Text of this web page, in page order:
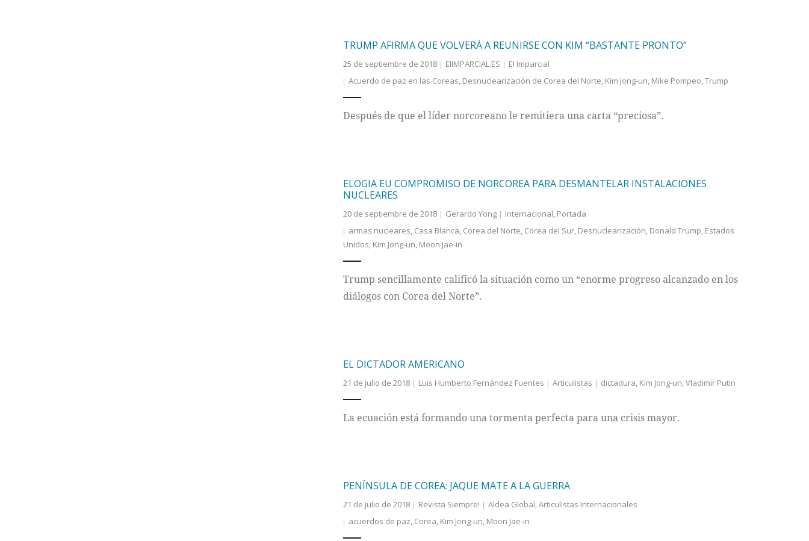
TRUMP AFIRMA QUE VOLVERÁ A REUNIRSE CON KIM “BASTANTE PRONTO”
25 de septiembre de 2018 ElIMPARCIAL.ES
El Imparcial
Acuerdo de paz en las Coreas, Desnuclearización de Corea del Norte, Kim Jong-un, Mike Pompeo,Trump
Después de que el líder norcoreano le remitiera una carta “preciosa”.
ELOGIA EU COMPROMISO DE NORCOREA PARA DESMANTELAR INSTALACIONES
NUCLEARES
20 de septiembre de 2018 Gerardo Yong Internacional, Portada
armas nucleares, Casa Blanca, Corea del Norte, Corea del Sur, Desnuclearización, Donald Trump, Estados
Unidos, Kim Jong-un, Moon Jae-in
Trump sencillamente calificó la situación como un “enorme progreso alcanzado en los
diálogos con Corea del Norte”.
EL DICTADOR AMERICANO
21 de julio de 2018 Luis Humberto Fernández Fuentes Articulistas dictadura, Kim Jong-un,Vladimir Putin
La ecuación está formando una tormenta perfecta para una crisis mayor.
PENÍNSULA DE COREA: JAQUE MATE A LA GUERRA
21 de julio de 2018 Revista Siempre! Aldea Global,Articulistas Internacionales
acuerdos de paz, Corea, Kim Jong-un, Moon Jae-in